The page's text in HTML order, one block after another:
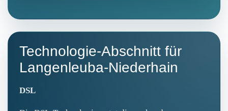
Technologie-Abschnitt für
Langenleuba-Niederhain
DSL